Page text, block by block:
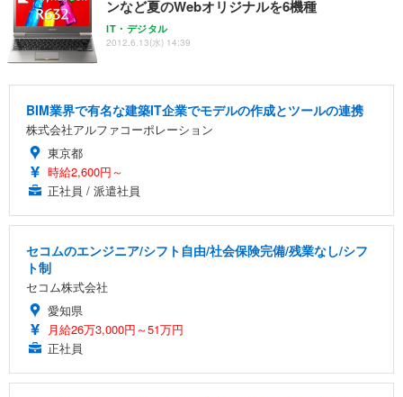
ンなど夏のWebオリジナルを6機種
IT・デジタル
2012.6.13(水) 14:39
BIM業界で有名な建築IT企業でモデルの作成とツールの連携
株式会社アルファコーポレーション
東京都
時給2,600円～
正社員 / 派遣社員
セコムのエンジニア/シフト自由/社会保険完備/残業なし/シフ
ト制
セコム株式会社
愛知県
月給26万3,000円～51万円
正社員